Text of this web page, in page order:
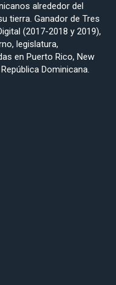
alrededor del
tierra. Ganador de Tres
(2017-2018 y 2019),
legislatura,
en Puerto Rico, New
Dominicana.